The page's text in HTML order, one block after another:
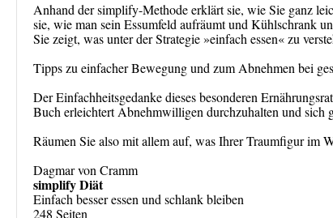
Anhand der simplify-Methode erklärt sie, wie Sie ganz
sie, wie man sein Essumfeld aufräumt und Kühlschrank
Sie zeigt, was unter der Strategie »einfach essen« zu
Tipps zu einfacher Bewegung und zum Abnehmen bei
Der Einfachheitsgedanke dieses besonderen
Buch erleichtert Abnehmwilligen durchzuhalten und sich
Räumen Sie also mit allem auf, was Ihrer Traumfigur im
Dagmar von Cramm
simplify Diät
Einfach besser essen und schlank bleiben
248 Seiten